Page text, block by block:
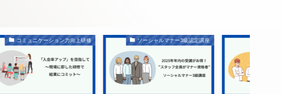
ソーシャルマナー3級認定講座 接遇力向上研修